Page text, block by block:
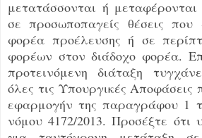
μετατάσσονται ή μεταφέρονται
σε προσωποπαγείς θέσεις που
φορέα προέλευσης ή σε
φορέων στον διάδοχο φορέα.
προτεινόμενη διάταξη
όλες τις Υπουργικές Αποφάσεις
εφαρμογήν της παραγράφου 1
νόμου 4172/2013. Προσέξτε ότι